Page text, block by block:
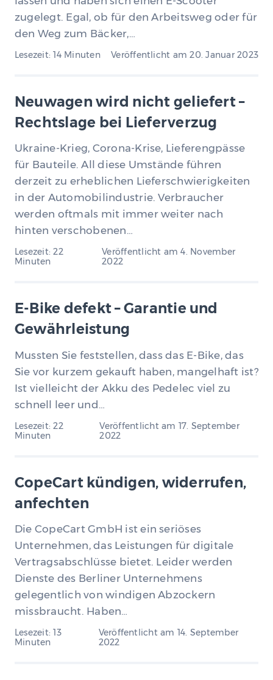
zugelegt. Egal, ob für den Arbeitsweg oder für
den Weg zum Bäcker,…
Lesezeit: 14 Minuten Veröffentlicht am20. Januar 2023
Neuwagen wird nicht geliefert –
Rechtslage bei Lieferverzug
Ukraine-Krieg, Corona-Krise, Lieferengpässe
für Bauteile. All diese Umstände führen
derzeit zu erheblichen Lieferschwierigkeiten
in der Automobilindustrie. Verbraucher
werden oftmals mit immer weiter nach
hinten verschobenen…
Lesezeit: 22
Minuten
Veröffentlicht am4. November
2022
E-Bike defekt – Garantie und
Gewährleistung
Mussten Sie feststellen, dass das E-Bike, das
Sie vor kurzem gekauft haben, mangelhaft ist?
Ist vielleicht der Akku des Pedelec viel zu
schnell leer und…
Lesezeit: 22
Minuten
Veröffentlicht am 17. September
2022
CopeCart kündigen, widerrufen,
anfechten
Die CopeCart GmbH ist ein seriöses
Unternehmen, das Leistungen für digitale
Vertragsabschlüsse bietet. Leider werden
Dienste des Berliner Unternehmens
gelegentlich von windigen Abzockern
missbraucht. Haben…
Lesezeit: 13
Minuten
Veröffentlicht am 14. September
2022